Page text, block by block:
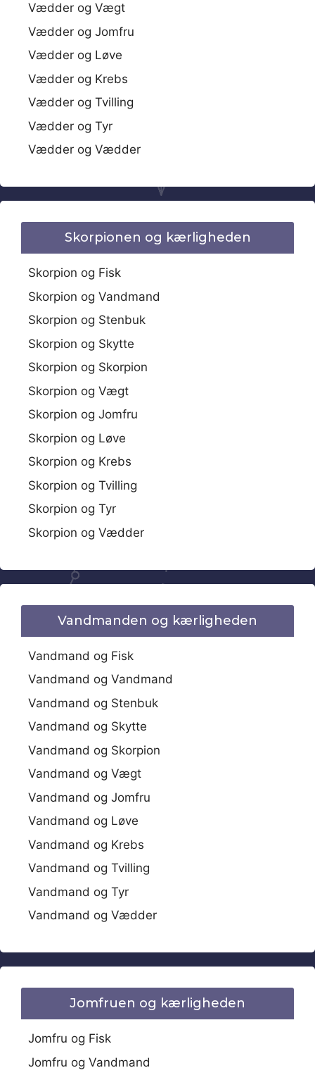
Vædder og Vægt
Vædder og Jomfru
Vædder og Løve
Vædder og Krebs
Vædder og Tvilling
Vædder og Tyr
Vædder og Vædder
Skorpionen og kærligheden
Skorpion og Fisk
Skorpion og Vandmand
Skorpion og Stenbuk
Skorpion og Skytte
Skorpion og Skorpion
Skorpion og Vægt
Skorpion og Jomfru
Skorpion og Løve
Skorpion og Krebs
Skorpion og Tvilling
Skorpion og Tyr
Skorpion og Vædder
Vandmanden og kærligheden
Vandmand og Fisk
Vandmand og Vandmand
Vandmand og Stenbuk
Vandmand og Skytte
Vandmand og Skorpion
Vandmand og Vægt
Vandmand og Jomfru
Vandmand og Løve
Vandmand og Krebs
Vandmand og Tvilling
Vandmand og Tyr
Vandmand og Vædder
Jomfruen og kærligheden
Jomfru og Fisk
Jomfru og Vandmand